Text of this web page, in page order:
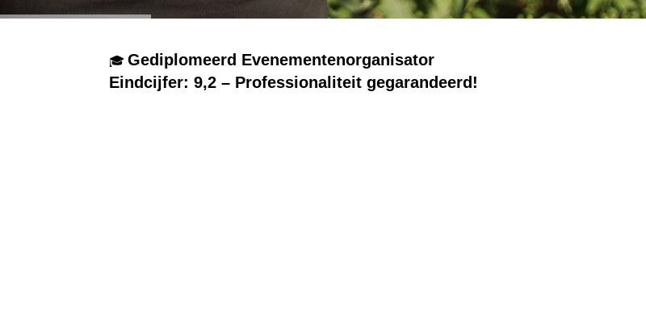
🎓 Gediplomeerd Evenementenorganisator
Eindcijfer: 9,2 – Professionaliteit gegarandeerd!